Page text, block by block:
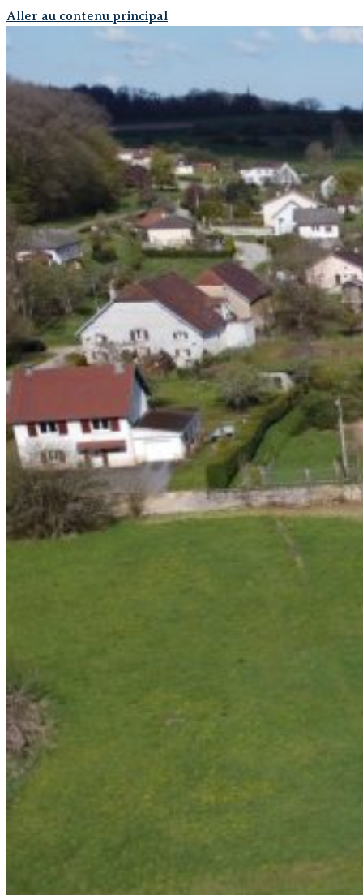
Aller au contenu principal